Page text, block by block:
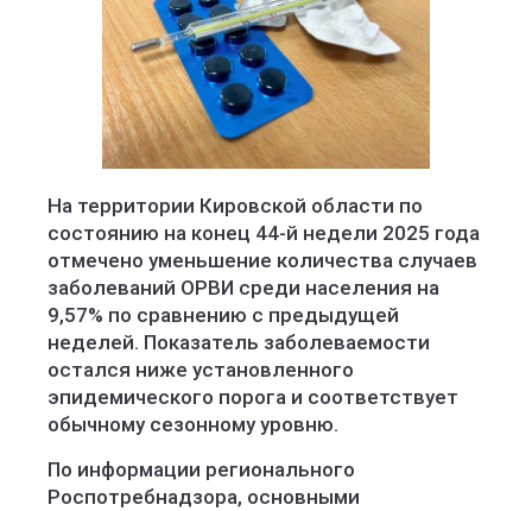
На территории Кировской области по
состоянию на конец 44-й недели 2025 года
отмечено уменьшение количества случаев
заболеваний ОРВИ среди населения на
9,57% по сравнению с предыдущей
неделей. Показатель заболеваемости
остался ниже установленного
эпидемического порога и соответствует
обычному сезонному уровню.
По информации регионального
Роспотребнадзора, основными